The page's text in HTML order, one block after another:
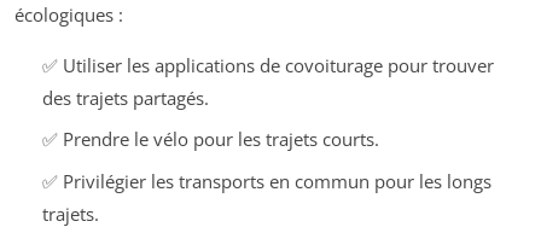
écologiques :
✅ Utiliser les applications de covoiturage pour trouver
des trajets partagés.
✅ Prendre le vélo pour les trajets courts.
✅ Privilégier les transports en commun pour les longs
trajets.